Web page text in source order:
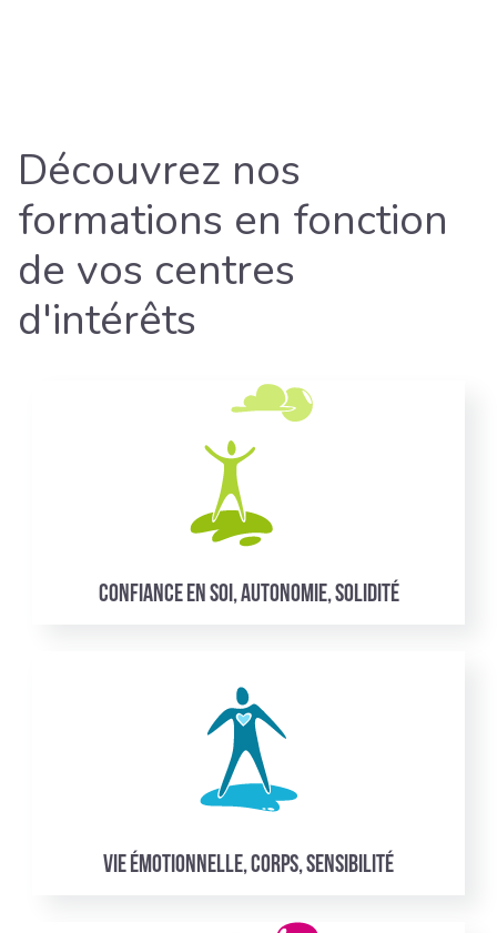
Découvrez nos
formations en fonction
de vos centres
d'intérêts
Confiance en soi, autonomie, solidité
Vie émotionnelle, corps, sensibilité